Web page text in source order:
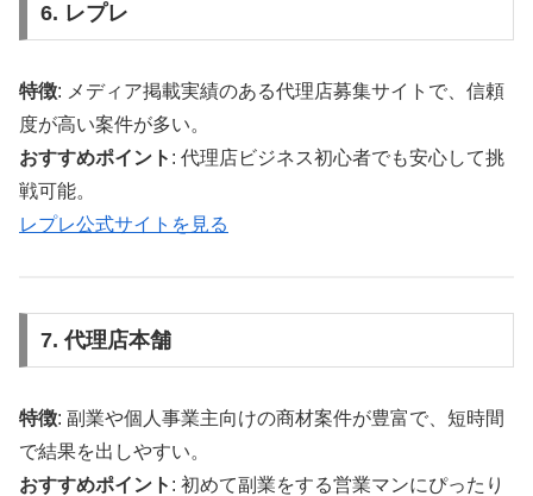
6. レプレ
特徴: メディア掲載実績のある代理店募集サイトで、信頼
度が高い案件が多い。
おすすめポイント : 代理店ビジネス初心者でも安心して挑
戦可能。
レプレ公式サイトを見る
7. 代理店本舗
特徴: 副業や個人事業主向けの商材案件が豊富で、短時間
で結果を出しやすい。
おすすめポイント : 初めて副業をする営業マンにぴったり